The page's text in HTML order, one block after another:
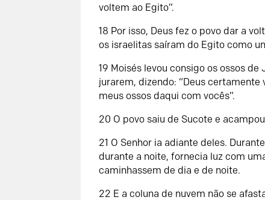
voltem ao Egito”.
18 Por isso, Deus fez o povo dar a
os israelitas saíram do Egito como
19 Moisés levou consigo os ossos
jurarem, dizendo: “Deus
meus ossos daqui com vocês”.
20 O povo saiu de Sucote e
21 O Senhor ia adiante deles.
durante a noite, fornecia luz com
caminhassem de dia e de noite.
22 E a coluna de nuvem não se